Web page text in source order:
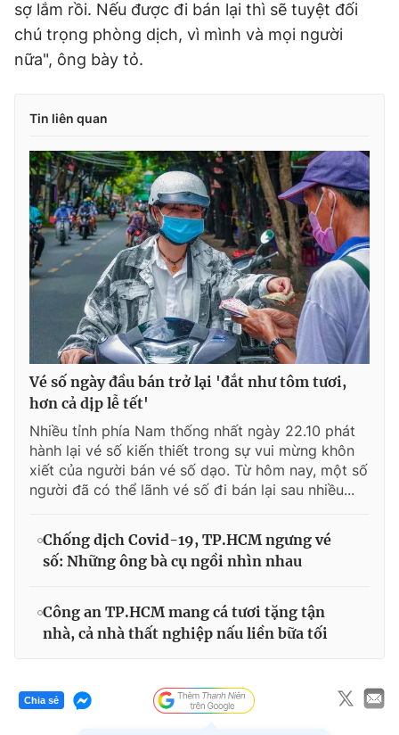
sợ lắm rồi. Nếu được đi bán lại thì sẽ tuyệt đối
chú trọng phòng dịch, vì mình và mọi người
nữa", ông bày tỏ.
Tin liên quan
Vé số ngày đầu bán trở lại 'đắt như tôm tươi,
hơn cả dịp lễ tết'
Nhiều tỉnh phía Nam thống nhất ngày 22.10 phát
hành lại vé số kiến thiết trong sự vui mừng khôn
xiết của người bán vé số dạo. Từ hôm nay, một số
người đã có thể lãnh vé số đi bán lại sau nhiều...
Chống dịch Covid-19, TP.HCM ngưng vé
số: Những ông bà cụ ngồi nhìn nhau
Công an TP.HCM mang cá tươi tặng tận
nhà, cả nhà thất nghiệp nấu liền bữa tối
Chia sẻ